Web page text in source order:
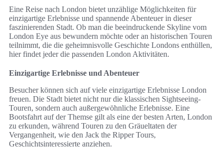
Eine Reise nach London bietet unzählige Möglichkeiten für
einzigartige Erlebnisse und spannende Abenteuer in dieser
faszinierenden Stadt. Ob man die beeindruckende Skyline vom
London Eye aus bewundern möchte oder an historischen Touren
teilnimmt, die die geheimnisvolle Geschichte Londons enthüllen,
hier findet jeder die passenden London Aktivitäten.
Einzigartige Erlebnisse und Abenteuer
Besucher können sich auf viele einzigartige Erlebnisse London
freuen. Die Stadt bietet nicht nur die klassischen Sightseeing-
Touren, sondern auch außergewöhnliche Erlebnisse. Eine
Bootsfahrt auf der Themse gilt als eine der besten Arten, London
zu erkunden, während Touren zu den Gräueltaten der
Vergangenheit, wie den Jack the Ripper Tours,
Geschichtsinteressierte anziehen.